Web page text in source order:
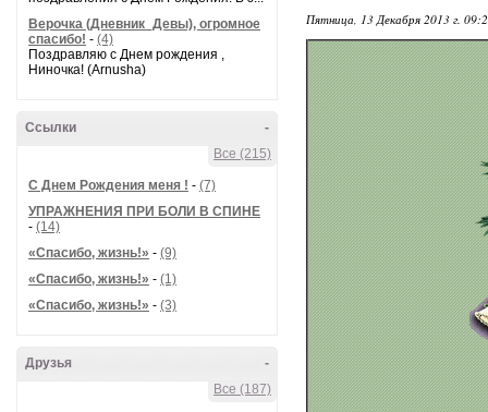
Верочка (Дневник_Девы), огромное
спасибо! - (4)
Поздравляю с Днем рождения ,
Ниночка! (Arnusha)
-
Ссылки
Все (215)
С Днем Рождения меня ! - (7)
УПРАЖНЕНИЯ ПРИ БОЛИ В СПИНЕ
- (14)
«Спасибо, жизнь!» - (9)
«Спасибо, жизнь!» - (1)
«Спасибо, жизнь!» - (3)
-
Друзья
Все (187)
Пятница, 13 Декабря 2013 г.